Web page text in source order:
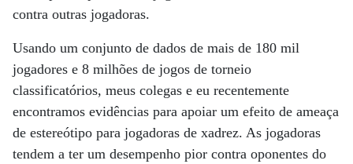
contra outras jogadoras.
Usando um conjunto de dados de mais de 180 mil
jogadores e 8 milhões de jogos de torneio
classificatórios, meus colegas e eu recentemente
encontramos evidências para apoiar um efeito de ameaça
de estereótipo para jogadoras de xadrez. As jogadoras
tendem a ter um desempenho pior contra oponentes do